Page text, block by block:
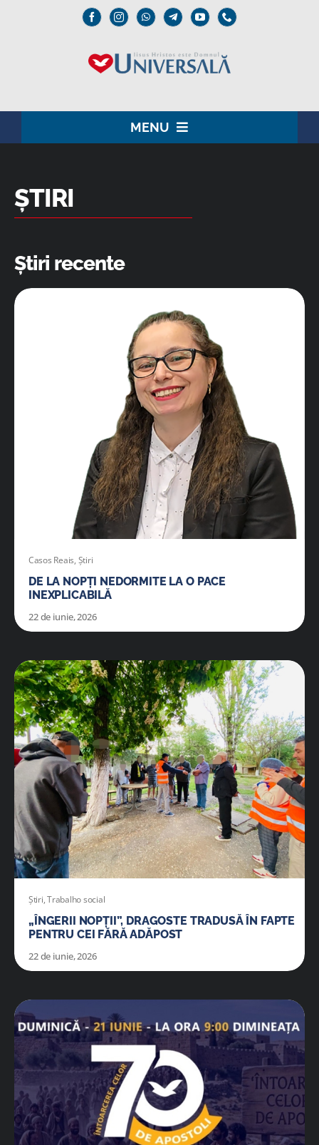
MENU
DOMNUL IISUS
UNIVERSALĂ
ȘTIRI
Știri recente
Casos Reais, Știri
DE LA NOPȚI NEDORMITE LA O PACE
INEXPLICABILĂ
22 de iunie, 2026
Știri,Trabalho social
„ÎNGERII NOPȚII”, DRAGOSTE TRADUSĂ ÎN FAPTE
PENTRU CEI FĂRĂ ADĂPOST
22 de iunie, 2026